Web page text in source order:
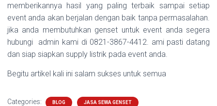
memberikannya hasil yang paling terbaik sampai setiap
event anda akan berjalan dengan baik tanpa permasalahan.
jika anda membutuhkan genset untuk event anda segera
hubungi admin kami di 0821-3867-4412. ami pasti datang
dan siap siapkan supply listrik pada event anda.
Begitu artikel kali ini salam sukses untuk semua
Categories: BLOG JASA SEWA GENSET